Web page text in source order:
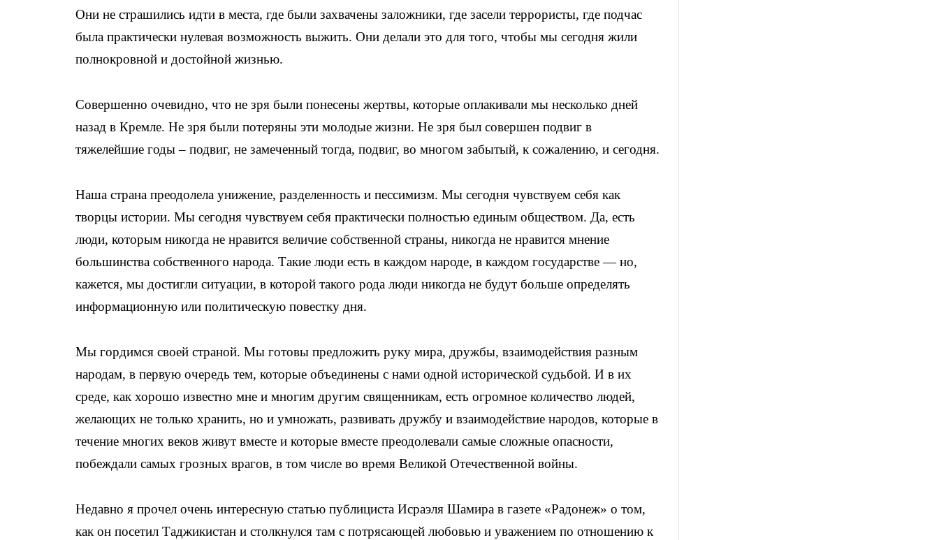
Они не страшились идти в места, где были захвачены заложники, где засели террористы, где подчас
была практически нулевая возможность выжить. Они делали это для того, чтобы мы сегодня жили
полнокровной и достойной жизнью.
Совершенно очевидно, что не зря были понесены жертвы, которые оплакивали мы несколько дней
назад в Кремле. Не зря были потеряны эти молодые жизни. Не зря был совершен подвиг в
тяжелейшие годы – подвиг, не замеченный тогда, подвиг, во многом забытый, к сожалению, и сегодня.
Наша страна преодолела унижение, разделенность и пессимизм. Мы сегодня чувствуем себя как
творцы истории. Мы сегодня чувствуем себя практически полностью единым обществом. Да, есть
люди, которым никогда не нравится величие собственной страны, никогда не нравится мнение
большинства собственного народа. Такие люди есть в каждом народе, в каждом государстве — но,
кажется, мы достигли ситуации, в которой такого рода люди никогда не будут больше определять
информационную или политическую повестку дня.
Мы гордимся своей страной. Мы готовы предложить руку мира, дружбы, взаимодействия разным
народам, в первую очередь тем, которые объединены с нами одной исторической судьбой. И в их
среде, как хорошо известно мне и многим другим священникам, есть огромное количество людей,
желающих не только хранить, но и умножать, развивать дружбу и взаимодействие народов, которые в
течение многих веков живут вместе и которые вместе преодолевали самые сложные опасности,
побеждали самых грозных врагов, в том числе во время Великой Отечественной войны.
Недавно я прочел очень интересную статью публициста Исраэля Шамира в газете «Радонеж» о том,
как он посетил Таджикистан и столкнулся там с потрясающей любовью и уважением по отношению к